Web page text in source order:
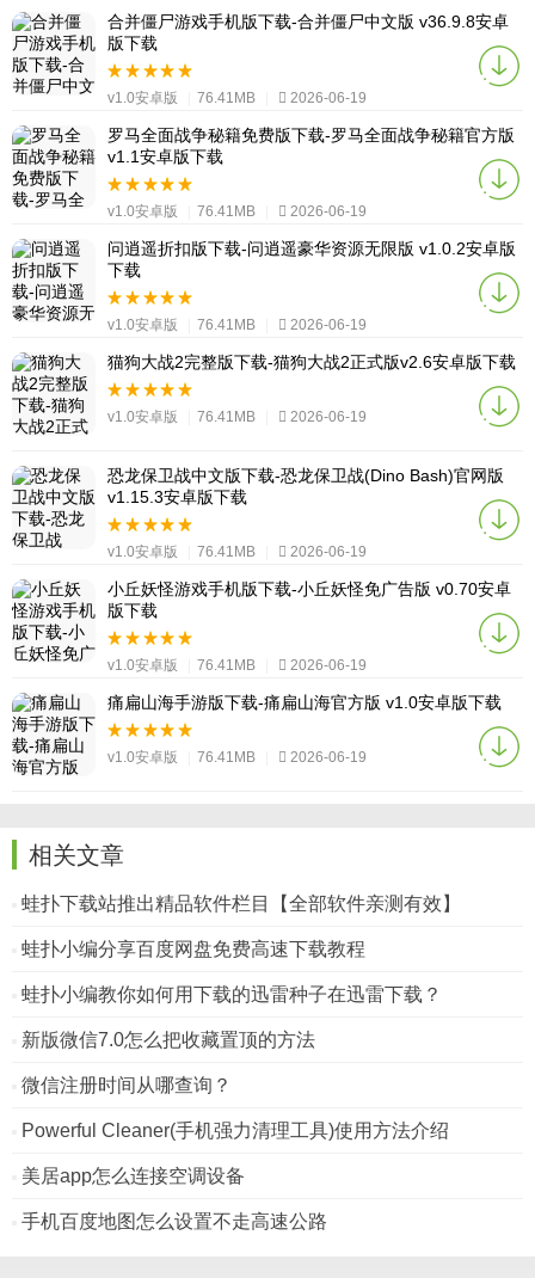
合并僵尸游戏手机版下载-合并僵尸中文版 v36.9.8安卓
版下载
v1.0安卓版 76.41MB 2026-06-19
罗马全面战争秘籍免费版下载-罗马全面战争秘籍官方版
v1.1安卓版下载
v1.0安卓版 76.41MB 2026-06-19
问逍遥折扣版下载-问逍遥豪华资源无限版 v1.0.2安卓版
下载
v1.0安卓版 76.41MB 2026-06-19
猫狗大战2完整版下载-猫狗大战2正式版v2.6安卓版下载
v1.0安卓版 76.41MB 2026-06-19
恐龙保卫战中文版下载-恐龙保卫战(Dino Bash)官网版
v1.15.3安卓版下载
v1.0安卓版 76.41MB 2026-06-19
小丘妖怪游戏手机版下载-小丘妖怪免广告版 v0.70安卓
版下载
v1.0安卓版 76.41MB 2026-06-19
痛扁山海手游版下载-痛扁山海官方版 v1.0安卓版下载
v1.0安卓版 76.41MB 2026-06-19
相关文章
蛙扑下载站推出精品软件栏目【全部软件亲测有效】
蛙扑小编分享百度网盘免费高速下载教程
蛙扑小编教你如何用下载的迅雷种子在迅雷下载？
新版微信7.0怎么把收藏置顶的方法
微信注册时间从哪查询？
Powerful Cleaner(手机强力清理工具)使用方法介绍
美居app怎么连接空调设备
手机百度地图怎么设置不走高速公路